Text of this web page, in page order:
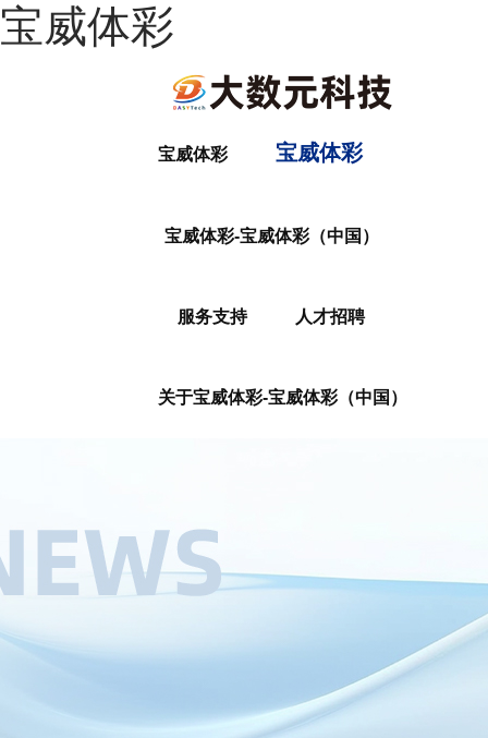
宝威体彩
宝威体彩 宝威体彩
宝威体彩-宝威体彩（中国）
服务支持 人才招聘
关于宝威体彩-宝威体彩（中国）